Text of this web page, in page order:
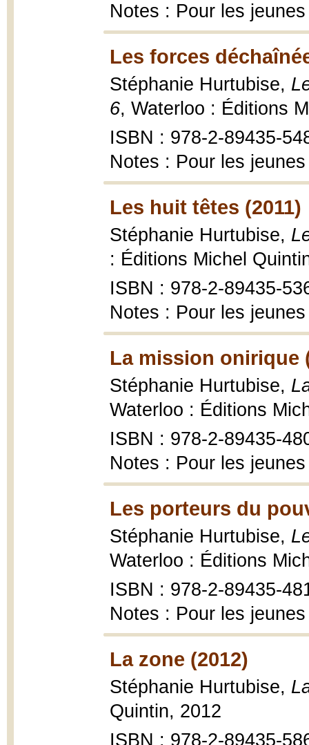
Notes : Pour les
Les forces
Stéphanie Hurtubise,
6, Waterloo : Éditions
ISBN : 978-2-89435-
Notes : Pour les
Les huit têtes (2011)
Stéphanie Hurtubise,
: Éditions Michel
ISBN : 978-2-89435-
Notes : Pour les
La mission onirique
Stéphanie Hurtubise,
Waterloo : Éditions
ISBN : 978-2-89435-
Notes : Pour les
Les porteurs du
Stéphanie Hurtubise,
Waterloo : Éditions
ISBN : 978-2-89435-
Notes : Pour les
La zone (2012)
Stéphanie Hurtubise,
Quintin, 2012
ISBN : 978-2-89435-